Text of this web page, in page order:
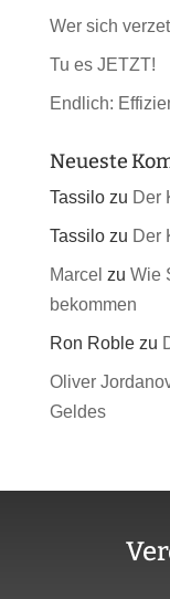
Wer sich
Tu es JETZT!
Endlich:
Neueste
Tassilozu Der
Tassilozu Der
Marcel zu Wie
bekommen
Ron Roblezu
Oliver
Geldes